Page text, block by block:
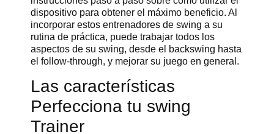
dispositivo para obtener el máximo beneficio. Al
incorporar estos entrenadores de swing a su
rutina de práctica, puede trabajar todos los
aspectos de su swing, desde el backswing hasta
el follow-through, y mejorar su juego en general.
Las características
Perfecciona tu swing
Trainer